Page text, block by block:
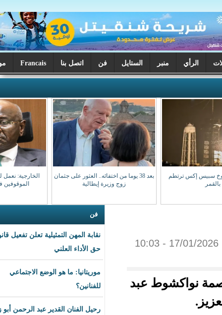
الستايل فن اتصل بنا Francais موريتانيا اليوم
بعد 38 يوما من اختفائه.. العثور على جثمان
الخارجية: نعمل لضمان عودة مواطنينا
الموقوفين في مالي سالمين
نقابة المهن التمثيلية تعلن تفعيل قانون
حق الأداء العلني
موريتانيا: ما هو الوضع الاجتماعي
للفنانين؟
رحيل الفنان القدير عبد الرحمن أبو زهرة
عبد